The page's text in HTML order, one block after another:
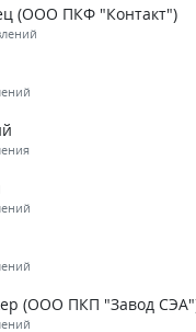
(ООО ПКФ "Контакт")
(ООО ПКП "Завод